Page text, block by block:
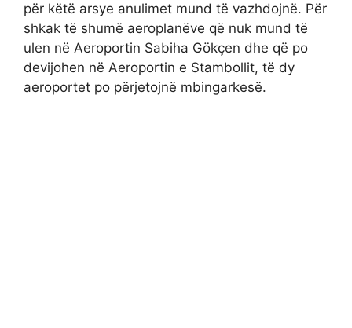
për këtë arsye anulimet mund të vazhdojnë. Për
shkak të shumë aeroplanëve që nuk mund të
ulen në Aeroportin Sabiha Gökçen dhe që po
devijohen në Aeroportin e Stambollit, të dy
aeroportet po përjetojnë mbingarkesë.